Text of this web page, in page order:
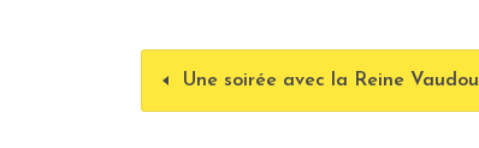
Une soirée avec la Reine Vaudou